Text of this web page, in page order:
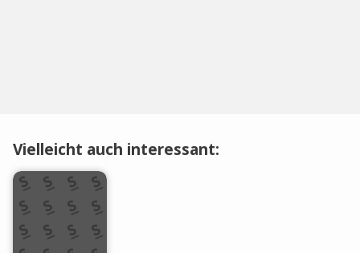
Vielleicht auch interessant: